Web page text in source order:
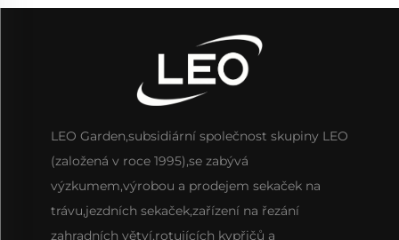
LEO Garden,subsidiární společnost skupiny LEO
(založená v roce 1995),se zabývá
výzkumem,výrobou a prodejem sekaček na
trávu,jezdních sekaček,zařízení na řezání
zahradních větví,rotujících kypřičů a